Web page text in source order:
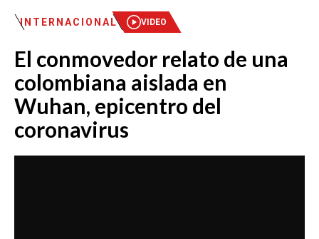
MAÑANA EXPRESS
EMISIÓN 12:30 PM
EMISIÓN 7:00 PM
EMISIÓN 11:30 PM
INTERNACIONAL VIDEO
El conmovedor relato de una
colombiana aislada en
Wuhan, epicentro del
coronavirus